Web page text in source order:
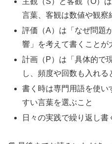
言葉、客観は数値や観察
評価（A）は「なぜ問題
響」を考えて書くことが
計画（P）は「具体的で
し、頻度や回数も入れる
書く時は専門用語を使い
すい言葉を選ぶこと
日々の実践で繰り返し